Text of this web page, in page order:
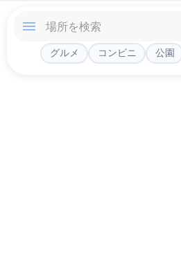
グルメ コンビニ 公園